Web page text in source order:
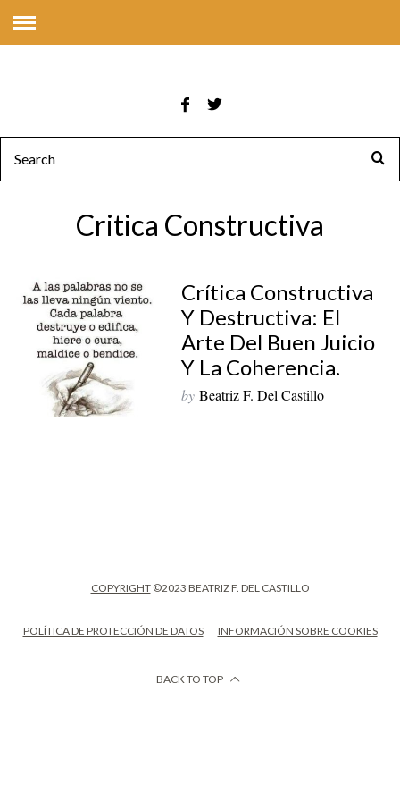
Critica Constructiva
Crítica Constructiva
Y Destructiva: El
Arte Del Buen Juicio
Y La Coherencia.
by Beatriz F. Del Castillo
COPYRIGHT©2023 BEATRIZ F. DEL CASTILLO
POLÍTICA DE PROTECCIÓN DE DATOS INFORMACIÓN SOBRE COOKIES
BACK TO TOP